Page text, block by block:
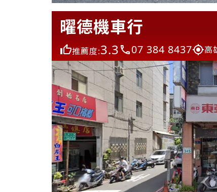
曜德機車行
推薦度:3.3 07 384 8437 高